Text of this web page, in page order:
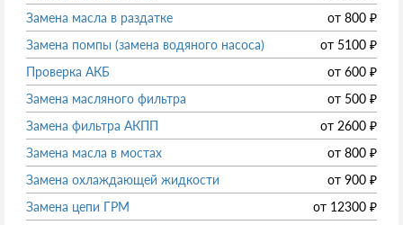
Замена масла в раздатке
от 800 ₽
Замена помпы (замена водяного насоса)
от 5100 ₽
Проверка АКБ
от 600 ₽
Замена масляного фильтра
от 500 ₽
Замена фильтра АКПП
от 2600 ₽
Замена масла в мостах
от 800 ₽
Замена охлаждающей жидкости
от 900 ₽
Замена цепи ГРМ
от 12300 ₽